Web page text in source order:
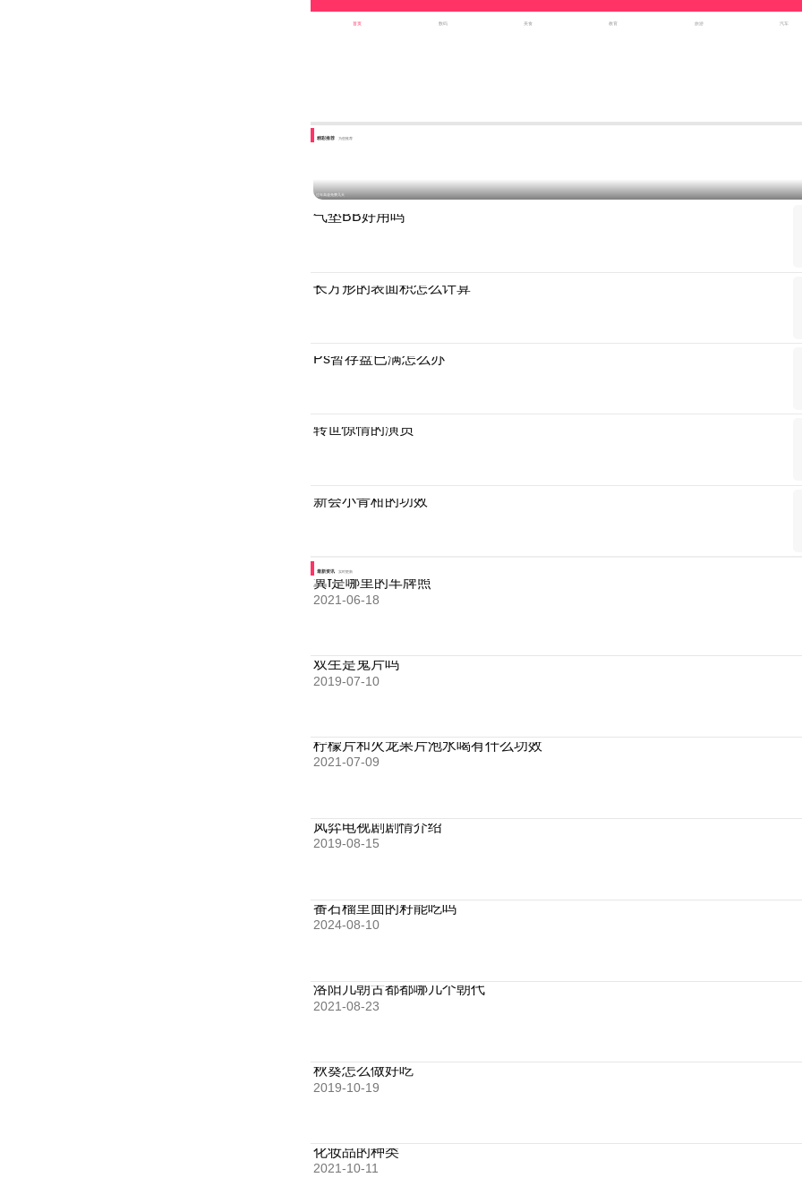
首页 数码 美食 教育 旅游 汽车
精彩推荐 为您推荐
过年高速免费几天
气垫BB好用吗
长方形的表面积怎么计算
Ps暂存盘已满怎么办
转世惊情的演员
新会小青柑的功效
最新资讯 实时更新
冀f是哪里的车牌照
2021-06-18
双生是鬼片吗
2019-07-10
柠檬片和火龙果片泡水喝有什么功效
2021-07-09
凤弈电视剧剧情介绍
2019-08-15
番石榴里面的籽能吃吗
2024-08-10
洛阳几朝古都都哪几个朝代
2021-08-23
秋葵怎么做好吃
2019-10-19
化妆品的种类
2021-10-11